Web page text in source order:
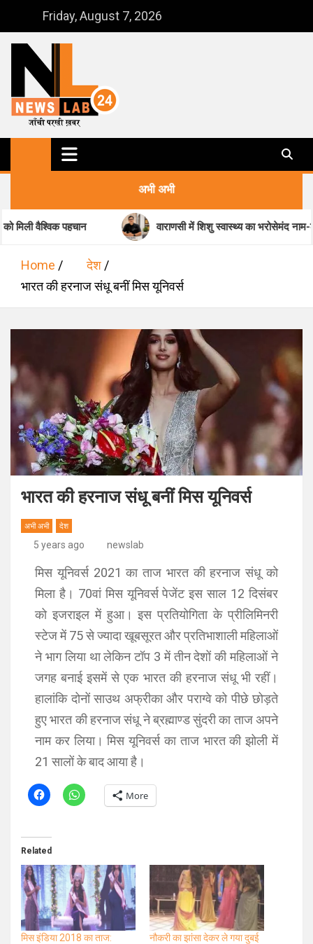
content
Friday, August 7, 2026
NewsLab24
जाँची परखी ख़बर
अभी अभी
पहचान वाराणसी में शिशु स्वास्थ्य का भरोसेमंद नाम-डॉ. मधुकर पांडेय
Home
देश
भारत की हरनाज संधू बनीं मिस यूनिवर्स
भारत की हरनाज संधू बनीं मिस यूनिवर्स
अभी अभी देश
5 years ago newslab
मिस यूनिवर्स 2021 का ताज भारत की हरनाज संधू को
मिला है। 70वां मिस यूनिवर्स पेजेंट इस साल 12 दिसंबर
को इजराइल में हुआ। इस प्रतियोगिता के प्रीलिमिनरी
स्टेज में 75 से ज्यादा खूबसूरत और प्रतिभाशाली महिलाओं
ने भाग लिया था लेकिन टॉप 3 में तीन देशों की महिलाओं ने
जगह बनाई इसमें से एक भारत की हरनाज संधू भी रहीं।
हालांकि दोनों साउथ अफ्रीका और पराग्वे को पीछे छोड़ते
हुए भारत की हरनाज संधू ने ब्रह्माण्ड सुंदरी का ताज अपने
नाम कर लिया। मिस यूनिवर्स का ताज भारत की झोली में
21 सालों के बाद आया है।
More
Related
मिस इंडिया 2018 का ताज:
नौकरी का झांसा देकर ले गया दुबई